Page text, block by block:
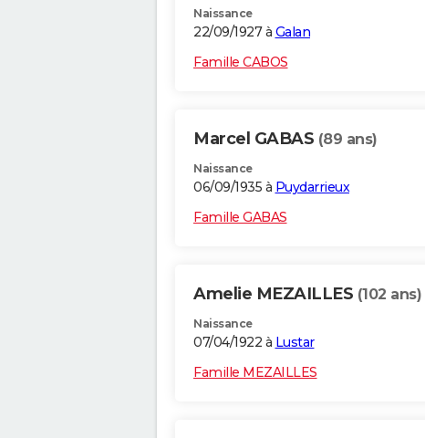
Naissance
22/09/1927 à Galan
Famille CABOS
Marcel GABAS (89 ans)
Naissance
06/09/1935 à Puydarrieux
Famille GABAS
Amelie MEZAILLES (102 ans)
Naissance
07/04/1922 à Lustar
Famille MEZAILLES